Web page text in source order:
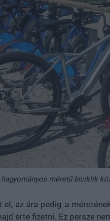
méretű biciklik
az ára pedig a
érte fizetni. Ez persze